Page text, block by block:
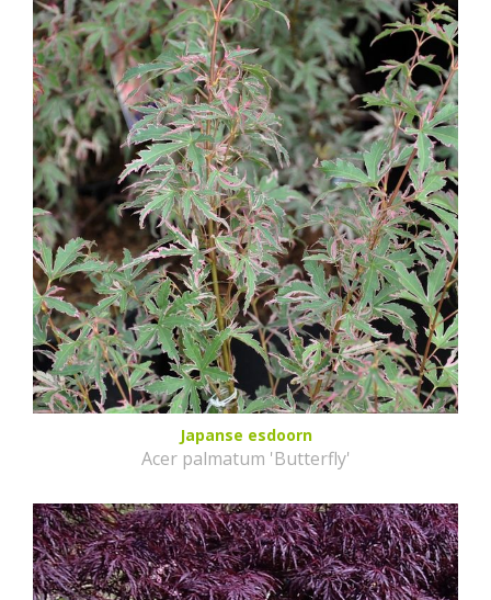
Japanse esdoorn
Acer palmatum 'Butterfly'